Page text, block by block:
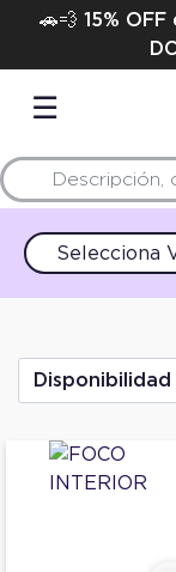
🚗💨 15%
☰
Selecciona